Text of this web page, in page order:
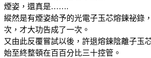
煙姿，還真是…….
縱然是有煙姿給予的光電子玉芯熔鍊祕錄
次，才大功告成了一次。
又由此反覆嘗試以後，許退熔鍊陰離子玉
始至終整頓在百百分比三十控管。